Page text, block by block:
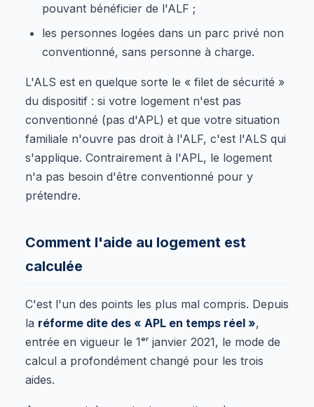
pouvant bénéficier de l'ALF ;
les personnes logées dans un parc privé non
conventionné, sans personne à charge.
L'ALS est en quelque sorte le « filet de sécurité »
du dispositif : si votre logement n'est pas
conventionné (pas d'APL) et que votre situation
familiale n'ouvre pas droit à l'ALF, c'est l'ALS qui
s'applique. Contrairement à l'APL, le logement
n'a pas besoin d'être conventionné pour y
prétendre.
Comment l'aide au logement est
calculée
C'est l'un des points les plus mal compris. Depuis
la réforme dite des « APL en temps réel »,
entrée en vigueur le 1ᵉʳ janvier 2021, le mode de
calcul a profondément changé pour les trois
aides.